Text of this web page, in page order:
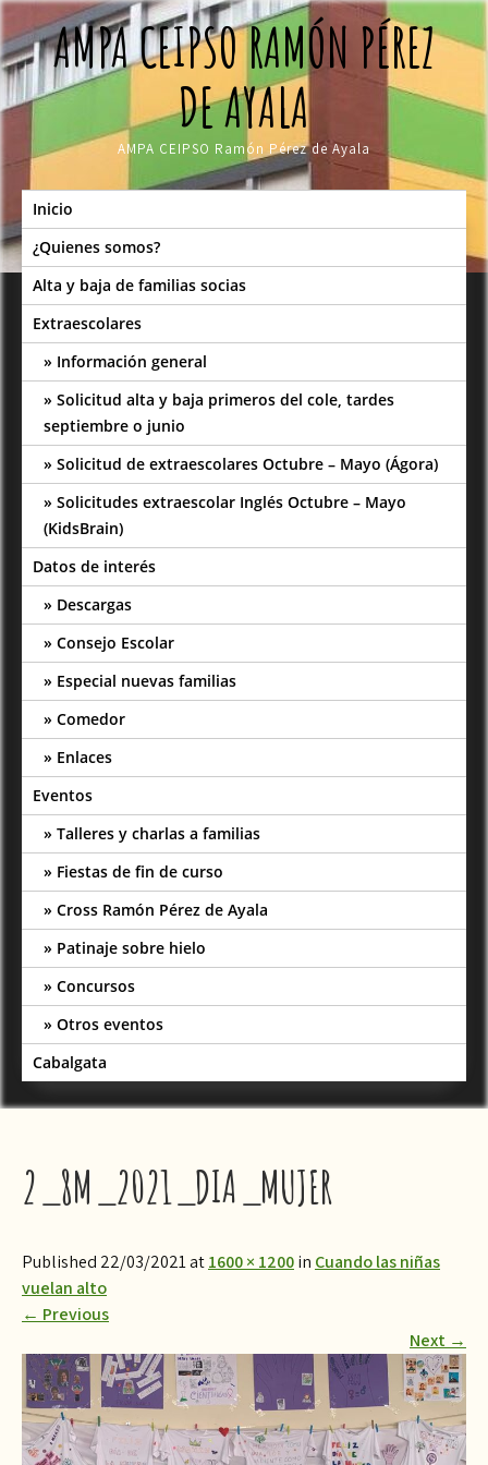
Skip
to
contentAMPA CEIPSO RAMÓN PÉREZ
DE AYALA
AMPA CEIPSO Ramón Pérez de Ayala
Inicio
¿Quienes somos?
Alta y baja de familias socias
Extraescolares
Información general
Solicitud alta y baja primeros del cole, tardes
septiembre o junio
Solicitud de extraescolares Octubre – Mayo (Ágora)
Solicitudes extraescolar Inglés Octubre – Mayo
(KidsBrain)
Datos de interés
Descargas
Consejo Escolar
Especial nuevas familias
Comedor
Enlaces
Eventos
Talleres y charlas a familias
Fiestas de fin de curso
Cross Ramón Pérez de Ayala
Patinaje sobre hielo
Concursos
Otros eventos
Cabalgata
2_8M_2021_DIA_MUJER
Published 22/03/2021 at1600 × 1200in Cuando las niñas
vuelan alto
← Previous
Next →